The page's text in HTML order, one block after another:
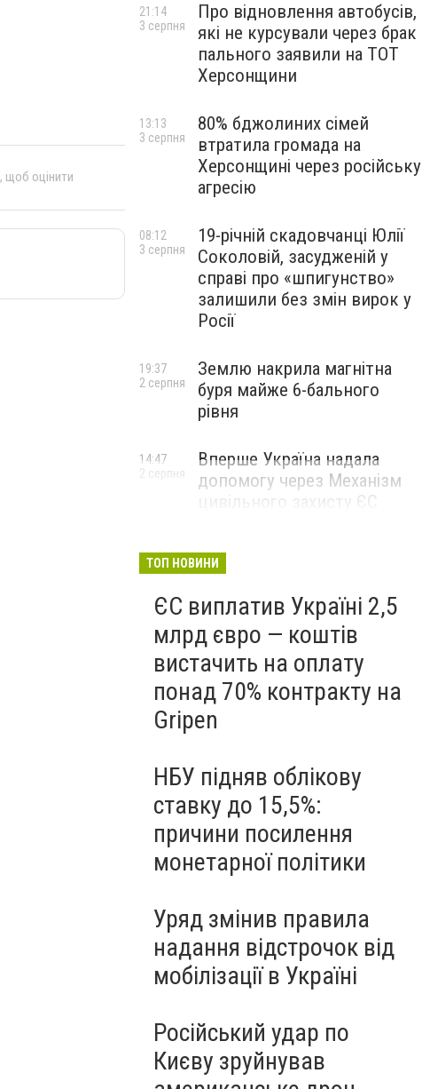
, щоб оцінити
Про відновлення автобусів,
які не курсували через брак
пального заявили на ТОТ
Херсонщини
21:14
3 серпня
80% бджолиних сімей
втратила громада на
Херсонщині через російську
агресію
13:13
3 серпня
19-річній скадовчанці Юлії
Соколовій, засудженій у
справі про «шпигунство»
залишили без змін вирок у
Росії
08:12
3 серпня
Землю накрила магнітна
буря майже 6-бального
рівня
19:37
2 серпня
Вперше Україна надала
допомогу через Механізм
цивільного захисту ЄС
14:47
2 серпня
ТОП НОВИНИ
ЄС виплатив Україні 2,5
млрд євро — коштів
вистачить на оплату
понад 70% контракту на
Gripen
НБУ підняв облікову
ставку до 15,5%:
причини посилення
монетарної політики
Уряд змінив правила
надання відстрочок від
мобілізації в Україні
Російський удар по
Києву зруйнував